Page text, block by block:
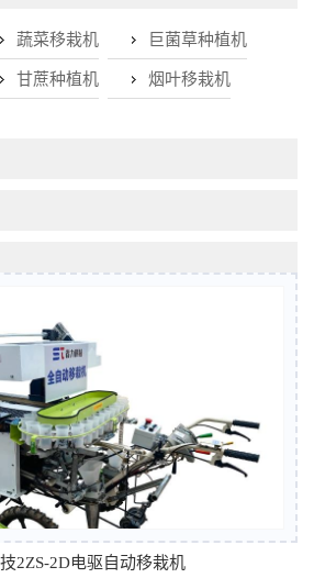
蔬菜移栽机 巨菌草种植机
甘蔗种植机 烟叶移栽机
2ZS-2D电驱自动移栽机